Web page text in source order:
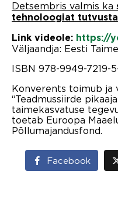
Detsembris valmis ka
tehnoloogiat
Link videole: https://
Väljaandja: Eesti
ISBN 978-9949-7219-
Konverents toimub ja
“Teadmussiirde
taimekasvatuse
toetab Euroopa
Põllumajandusfond.
Facebook